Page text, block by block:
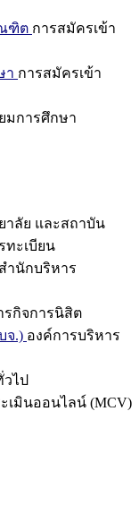
ฑิต การสมัครเข้า
า การสมัครเข้า
มการศึกษา
าลัย และสถาบัน
ทะเบียน
สำนักบริหาร
รกิจการนิสิต
จ.) องค์การบริหาร
ไป
เมินออนไลน์ (MCV)